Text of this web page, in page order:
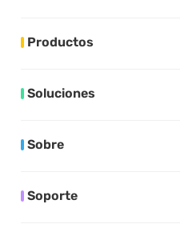
Productos
Soluciones
Sobre
Soporte